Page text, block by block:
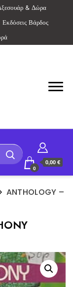
& Δώρα
Εκδόσεις Βάρδος
0
0,00 €
ANTHOLOGY –